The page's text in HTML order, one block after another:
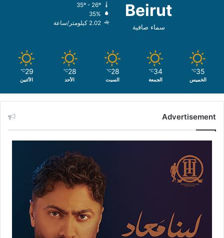
Beirut
سماء صافية
35%
2.02 كيلومتر/ساعة
35
℃
الخميس
34
℃
الجمعة
28
℃
السبت
28
℃
الأحد
29
℃
الأثنين
Advertisement